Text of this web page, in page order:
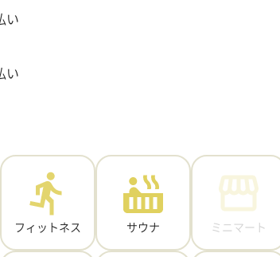
い
い
フィットネス サウナ ミニマート